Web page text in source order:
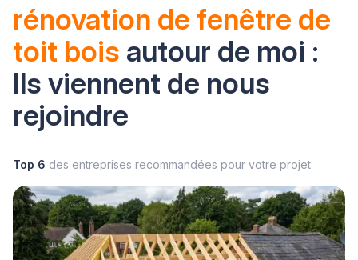
rénovation de fenêtre de
toit bois autour de moi :
Ils viennent de nous
rejoindre
Top 6 des entreprises recommandées pour votre projet